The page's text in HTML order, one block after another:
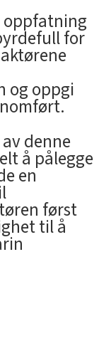
oppfatning
for
og oppgi
denne
å pålegge
en
først
til å